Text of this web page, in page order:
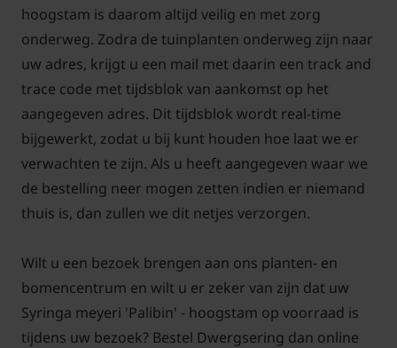
hoogstam is daarom altijd veilig en met zorg
onderweg. Zodra de tuinplanten onderweg zijn naar
uw adres, krijgt u een mail met daarin een track and
trace code met tijdsblok van aankomst op het
aangegeven adres. Dit tijdsblok wordt real-time
bijgewerkt, zodat u bij kunt houden hoe laat we er
verwachten te zijn. Als u heeft aangegeven waar we
de bestelling neer mogen zetten indien er niemand
thuis is, dan zullen we dit netjes verzorgen.
Wilt u een bezoek brengen aan ons planten- en
bomencentrum en wilt u er zeker van zijn dat uw
Syringa meyeri 'Palibin' - hoogstam op voorraad is
tijdens uw bezoek? Bestel Dwergsering dan online